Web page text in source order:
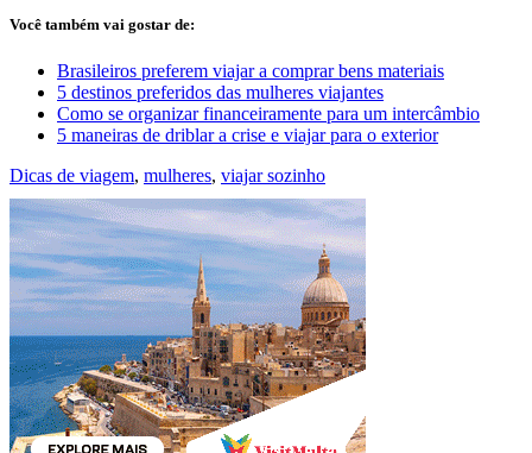
Você também vai gostar de:
Brasileiros preferem viajar a comprar bens materiais
5 destinos preferidos das mulheres viajantes
Como se organizar financeiramente para um intercâmbio
5 maneiras de driblar a crise e viajar para o exterior
Dicas de viagem, mulheres, viajar sozinho